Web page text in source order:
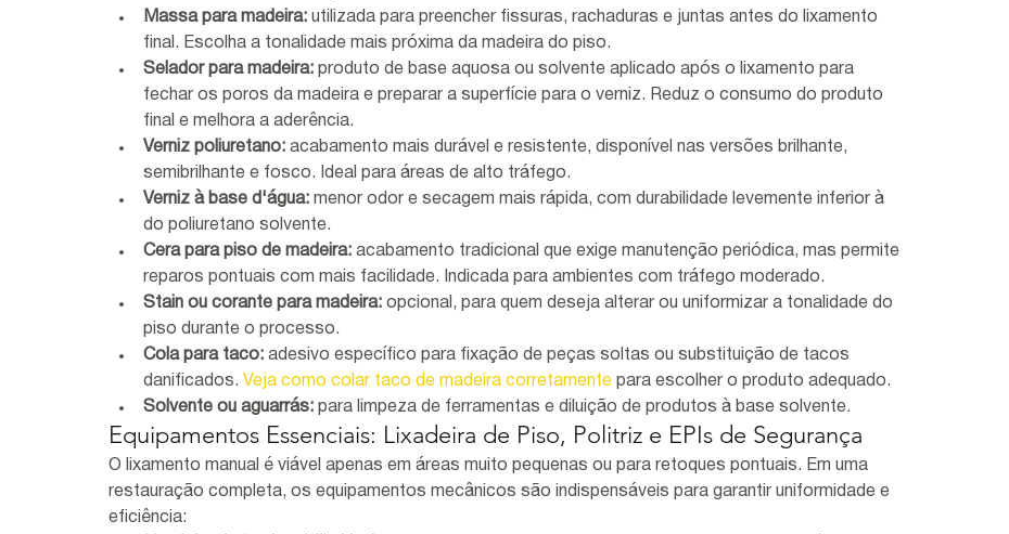
Massa para madeira: utilizada para preencher fissuras, rachaduras e juntas antes do lixamento
final. Escolha a tonalidade mais próxima da madeira do piso.
Selador para madeira: produto de base aquosa ou solvente aplicado após o lixamento para
fechar os poros da madeira e preparar a superfície para o verniz. Reduz o consumo do produto
final e melhora a aderência.
Verniz poliuretano: acabamento mais durável e resistente, disponível nas versões brilhante,
semibrilhante e fosco. Ideal para áreas de alto tráfego.
Verniz à base d'água: menor odor e secagem mais rápida, com durabilidade levemente inferior à
do poliuretano solvente.
Cera para piso de madeira: acabamento tradicional que exige manutenção periódica, mas permite
reparos pontuais com mais facilidade. Indicada para ambientes com tráfego moderado.
Stain ou corante para madeira: opcional, para quem deseja alterar ou uniformizar a tonalidade do
piso durante o processo.
Cola para taco: adesivo específico para fixação de peças soltas ou substituição de tacos
danificados. Veja como colar taco de madeira corretamente para escolher o produto adequado.
Solvente ou aguarrás: para limpeza de ferramentas e diluição de produtos à base solvente.
Equipamentos Essenciais: Lixadeira de Piso, Politriz e EPIs de Segurança
O lixamento manual é viável apenas em áreas muito pequenas ou para retoques pontuais. Em uma
restauração completa, os equipamentos mecânicos são indispensáveis para garantir uniformidade e
eficiência: